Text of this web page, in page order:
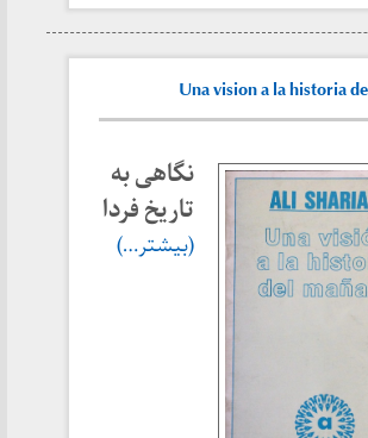
Una vision a la historia
نگاهی به
تاریخ فردا
(بیشتر…)